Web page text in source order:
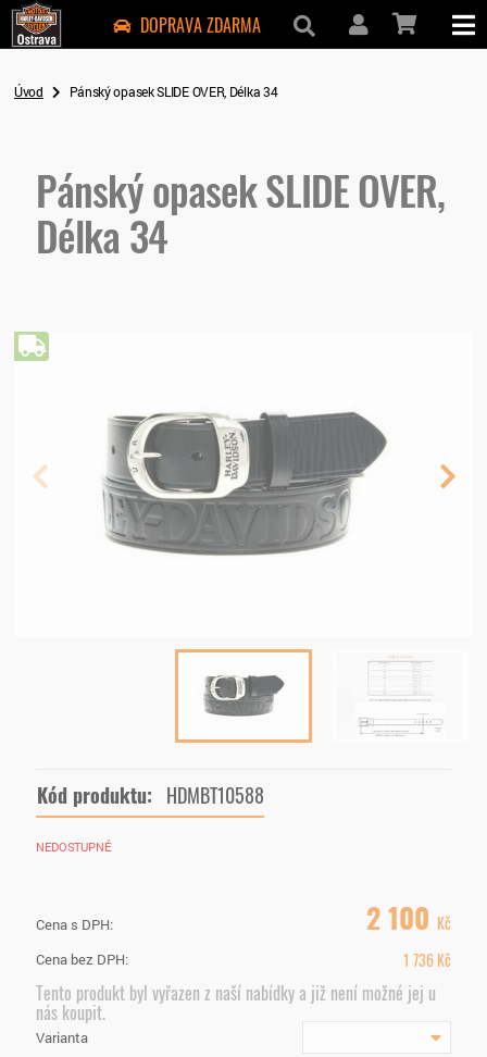
DOPRAVA ZDARMA
Úvod Pánský opasek SLIDE OVER, Délka 34
Pánský opasek SLIDE OVER,
Délka 34
Doprava zdarma
Kód produktu: HDMBT10588
NEDOSTUPNÉ
Cena s DPH: 2 100 Kč
Cena bez DPH: 1 736Kč
Tento produkt byl vyřazen z naší nabídky a již není možné jej u
nás koupit.
Varianta